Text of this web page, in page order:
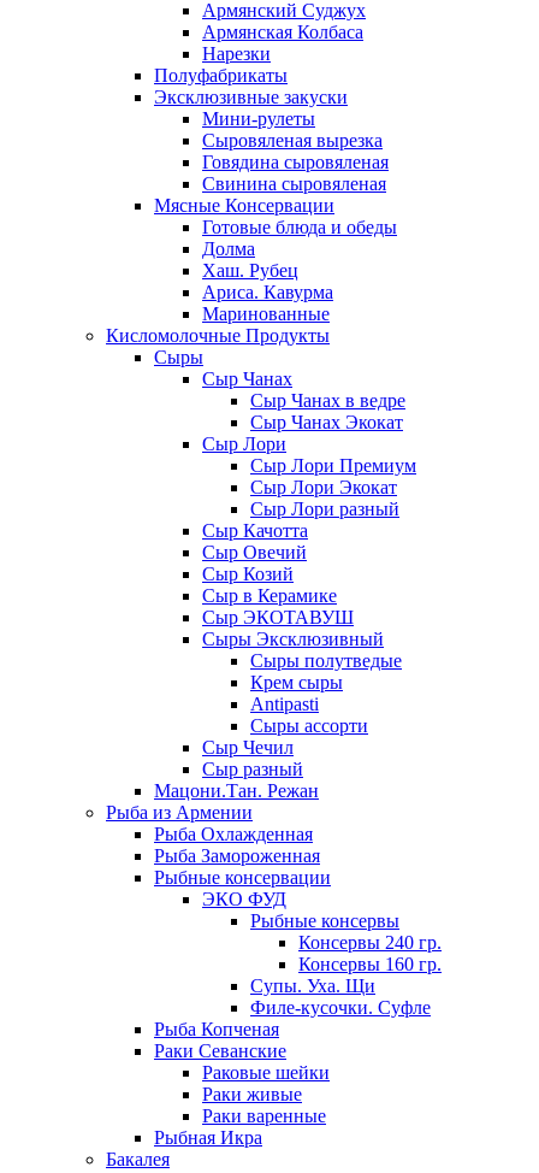
Армянский Суджух
Армянская Колбаса
Нарезки
Полуфабрикаты
Эксклюзивные закуски
Мини-рулеты
Сыровяленая вырезка
Говядина сыровяленая
Свинина сыровяленая
Мясные Консервации
Готовые блюда и обеды
Долма
Хаш. Рубец
Ариса. Кавурма
Маринованные
Кисломолочные Продукты
Сыры
Сыр Чанах
Сыр Чанах в ведре
Сыр Чанах Экокат
Сыр Лори
Сыр Лори Премиум
Сыр Лори Экокат
Сыр Лори разный
Сыр Качотта
Сыр Овечий
Сыр Козий
Сыр в Керамике
Сыр ЭКОТАВУШ
Сыры Эксклюзивный
Сыры полутведые
Крем сыры
Antipasti
Сыры ассорти
Сыр Чечил
Сыр разный
Мацони.Тан. Режан
Рыба из Армении
Рыба Охлажденная
Рыба Замороженная
Рыбные консервации
ЭКО ФУД
Рыбные консервы
Консервы 240 гр.
Консервы 160 гр.
Супы. Уха. Щи
Филе-кусочки. Суфле
Рыба Копченая
Раки Севанские
Раковые шейки
Раки живые
Раки варенные
Рыбная Икра
Бакалея